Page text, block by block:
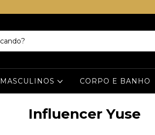
MASCULINOS CORPO E BANHO
Influencer Yuse